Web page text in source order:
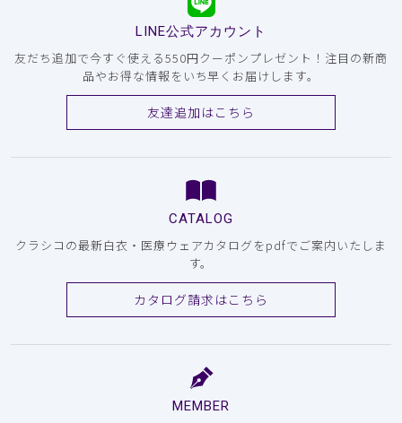
LINE公式アカウント
友だち追加で今すぐ使える550円クーポンプレゼント！注目の新商
品やお得な情報をいち早くお届けします。
友達追加はこちら
CATALOG
クラシコの最新白衣・医療ウェアカタログをpdfでご案内いたしま
す。
カタログ請求はこちら
MEMBER